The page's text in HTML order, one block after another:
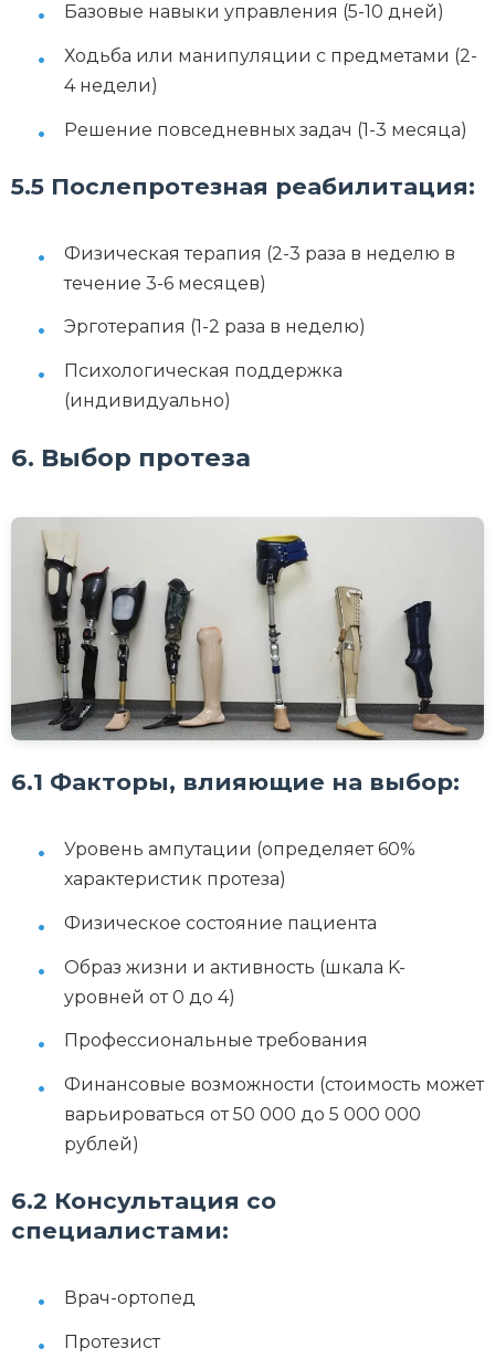
Базовые навыки управления (5-10 дней)
Ходьба или манипуляции с предметами (2-
4 недели)
Решение повседневных задач (1-3 месяца)
5.5 Послепротезная реабилитация:
Физическая терапия (2-3 раза в неделю в
течение 3-6 месяцев)
Эрготерапия (1-2 раза в неделю)
Психологическая поддержка
(индивидуально)
6. Выбор протеза
6.1 Факторы, влияющие на выбор:
Уровень ампутации (определяет 60%
характеристик протеза)
Физическое состояние пациента
Образ жизни и активность (шкала K-
уровней от 0 до 4)
Профессиональные требования
Финансовые возможности (стоимость может
варьироваться от 50 000 до 5 000 000
рублей)
6.2 Консультация со
специалистами:
Врач-ортопед
Протезист